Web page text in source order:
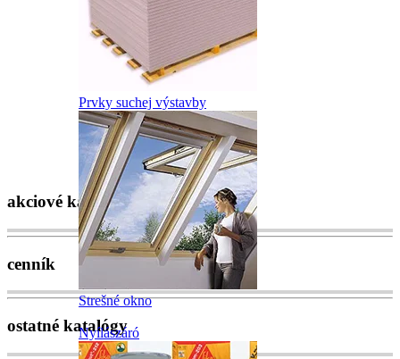
Prvky suchej výstavby
Strešné okno
Nyílászáró
akciové katalógy
cenník
ostatné katalógy